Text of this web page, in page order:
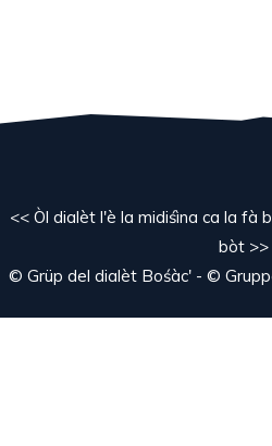
<< Òl dialèt l'è la midiśìna ca la fà
bòt >>
© Grüp del dialèt Bośàc' - ©